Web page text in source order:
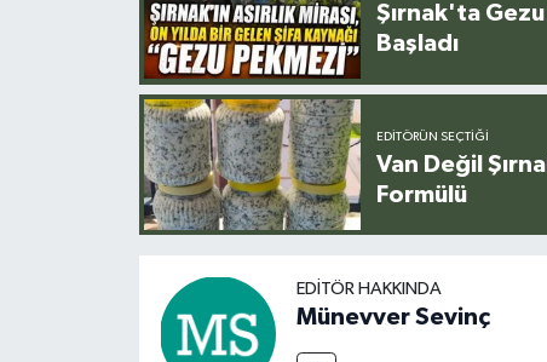
Şırnak'ta
Başladı
EDITÖRÜN SEÇTIĞI
Van Değil
Formülü
EDITÖR HAKKINDA
Münevver Sevinç